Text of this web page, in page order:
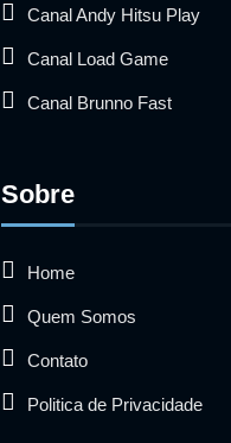
Canal Andy Hitsu Play
Canal Load Game
Canal Brunno Fast
Sobre
Home
Quem Somos
Contato
Politica de Privacidade